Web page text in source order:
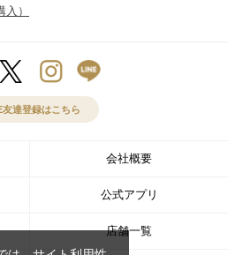
）
友達登録はこちら
会社概要
公式アプリ
店舗一覧